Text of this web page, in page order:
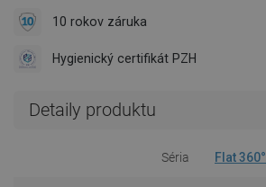
10 rokov záruka
Hygienický certifikát PZH
Detaily produktu
Séria Flat 360°